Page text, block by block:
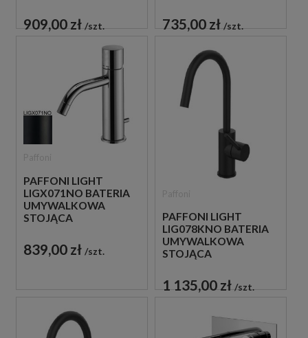
CZARNA
909,00 zł szt.
CHROM
735,00 zł szt.
PAFFONI LIGHT
LIGX071NO BATERIA
UMYWALKOWA
STOJĄCA
CZARNA
839,00 zł szt.
PAFFONI LIGHT
LIG078KNO BATERIA
UMYWALKOWA
STOJĄCA
CZARNA
1 135,00 zł szt.